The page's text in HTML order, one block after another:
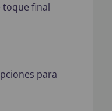
toque final
para